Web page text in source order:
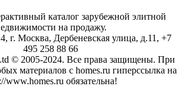
каталог зарубежной элитной
на продажу.
г. Москва, Дербеневская улица, д.11, +7
495 258 88 66
© 2005-2024. Все права защищены. При
материалов с homes.ru гиперссылка на
www.homes.ru обязательна!